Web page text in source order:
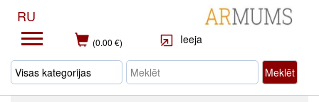
RU
(0.00 €) Ieeja
Meklēt